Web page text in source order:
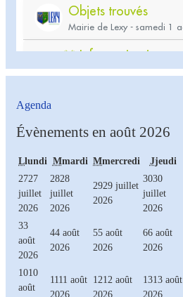
Agenda
Évènements en août 2026
Llundi Mmardi Mmercredi Jjeudi
2727
juillet
2026
2828
juillet
2026
2929 juillet
2026
3030
juillet
2026
33
août
2026
44 août
2026
55 août
2026
66 août
2026
1010
août
1111 août
2026
1212 août
2026
1313 août
2026